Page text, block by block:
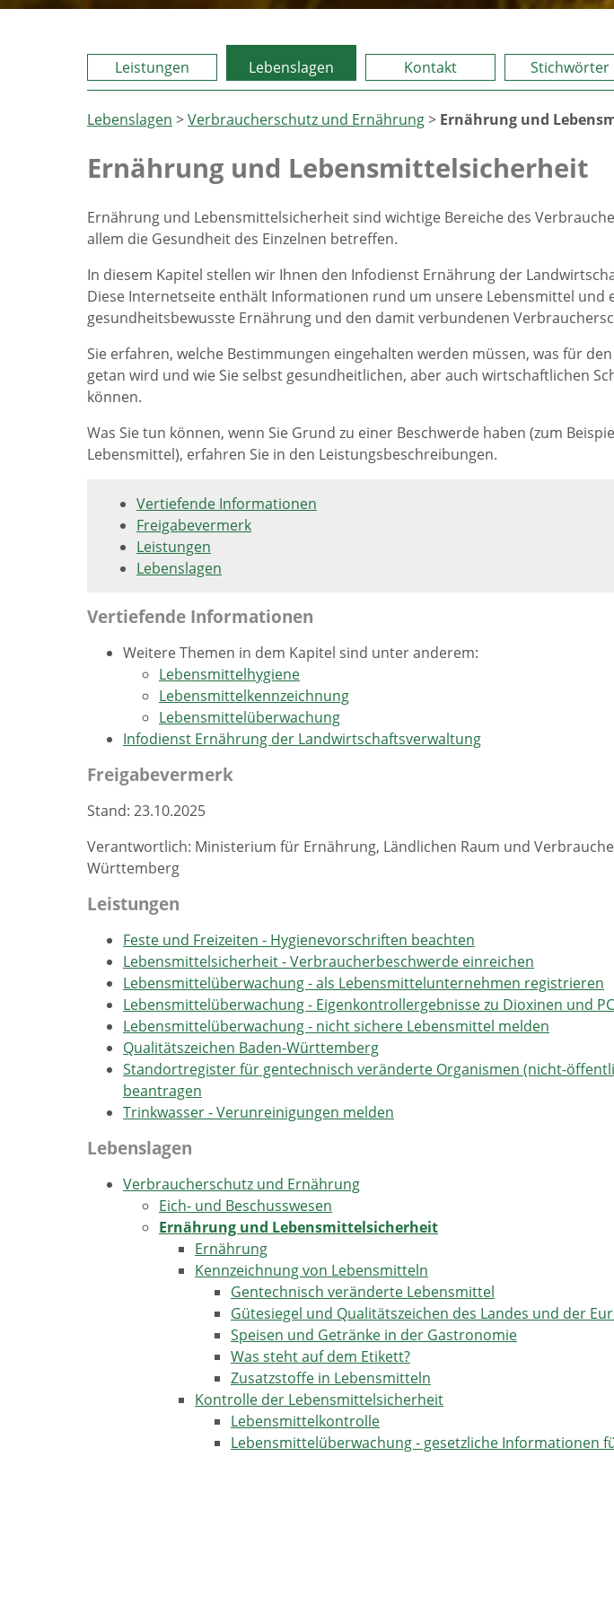
Leistungen Lebenslagen Kontakt Stichwörter
Lebenslagen >Verbraucherschutz und Ernährung> Ernährung und
Ernährung und Lebensmittelsicherheit
Ernährung und Lebensmittelsicherheit sind wichtige Bereiche des
allem die Gesundheit des Einzelnen betreffen.
In diesem Kapitel stellen wir Ihnen den Infodienst Ernährung der
Diese Internetseite enthält Informationen rund um unsere Lebensmittel und
gesundheitsbewusste Ernährung und den damit verbundenen
Sie erfahren, welche Bestimmungen eingehalten werden müssen, was für
getan wird und wie Sie selbst gesundheitlichen, aber auch wirtschaftlichen
können.
Was Sie tun können, wenn Sie Grund zu einer Beschwerde haben (zum
Lebensmittel), erfahren Sie in den Leistungsbeschreibungen.
Vertiefende Informationen
Freigabevermerk
Leistungen
Lebenslagen
Vertiefende Informationen
Weitere Themen in dem Kapitel sind unter anderem:
Lebensmittelhygiene
Lebensmittelkennzeichnung
Lebensmittelüberwachung
Infodienst Ernährung der Landwirtschaftsverwaltung
Freigabevermerk
Stand: 23.10.2025
Verantwortlich: Ministerium für Ernährung, Ländlichen Raum und
Württemberg
Leistungen
Feste und Freizeiten - Hygienevorschriften beachten
Lebensmittelsicherheit - Verbraucherbeschwerde einreichen
Lebensmittelüberwachung - als Lebensmittelunternehmen registrieren
Lebensmittelüberwachung - Eigenkontrollergebnisse zu Dioxinen und
Lebensmittelüberwachung - nicht sichere Lebensmittel melden
Qualitätszeichen Baden-Württemberg
Standortregister für gentechnisch veränderte Organismen (nicht-
beantragen
Trinkwasser - Verunreinigungen melden
Lebenslagen
Verbraucherschutz und Ernährung
Eich- und Beschusswesen
Ernährung und Lebensmittelsicherheit
Ernährung
Kennzeichnung von Lebensmitteln
Gentechnisch veränderte Lebensmittel
Gütesiegel und Qualitätszeichen des Landes und der
Speisen und Getränke in der Gastronomie
Was steht auf dem Etikett?
Zusatzstoffe in Lebensmitteln
Kontrolle der Lebensmittelsicherheit
Lebensmittelkontrolle
Lebensmittelüberwachung - gesetzliche Informationen